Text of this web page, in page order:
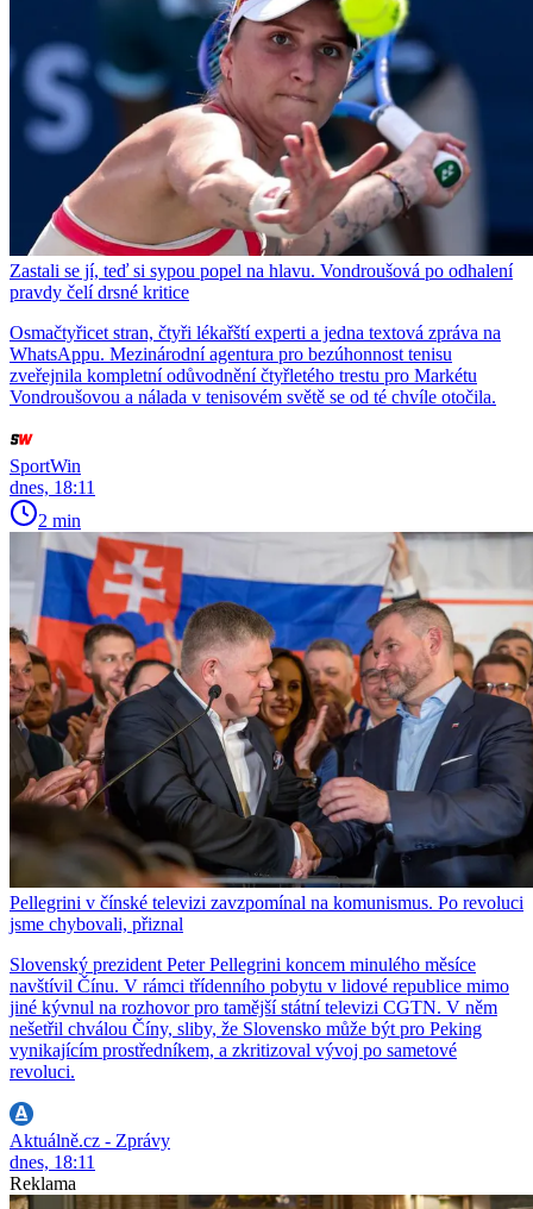
Zastali se jí, teď si sypou popel na hlavu. Vondroušová po odhalení
pravdy čelí drsné kritice
Osmačtyřicet stran, čtyři lékařští experti a jedna textová zpráva na
WhatsAppu. Mezinárodní agentura pro bezúhonnost tenisu
zveřejnila kompletní odůvodnění čtyřletého trestu pro Markétu
Vondroušovou a nálada v tenisovém světě se od té chvíle otočila.
SportWin
dnes, 18:11
2 min
Pellegrini v čínské televizi zavzpomínal na komunismus. Po revoluci
jsme chybovali, přiznal
Slovenský prezident Peter Pellegrini koncem minulého měsíce
navštívil Čínu. V rámci třídenního pobytu v lidové republice mimo
jiné kývnul na rozhovor pro tamější státní televizi CGTN. V něm
nešetřil chválou Číny, sliby, že Slovensko může být pro Peking
vynikajícím prostředníkem, a zkritizoval vývoj po sametové
revoluci.
Aktuálně.cz - Zprávy
dnes, 18:11
Reklama